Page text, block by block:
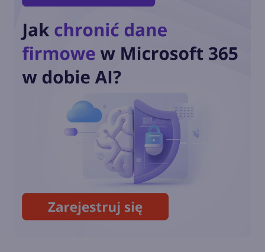
15. Wyjątki - część I
13. Łańcuchy w C# 2.0